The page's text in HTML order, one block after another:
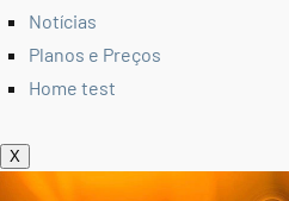
Notícias
Planos e Preços
Home test
X